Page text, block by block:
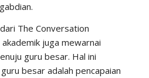
The Conversation
juga mewarnai
guru besar. Hal ini
besar adalah pencapaian